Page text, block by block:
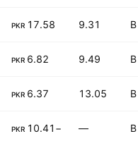
9.31
17.58
PKR
9.49
6.82
PKR
13.05
6.37
PKR
—
−10.41
PKR